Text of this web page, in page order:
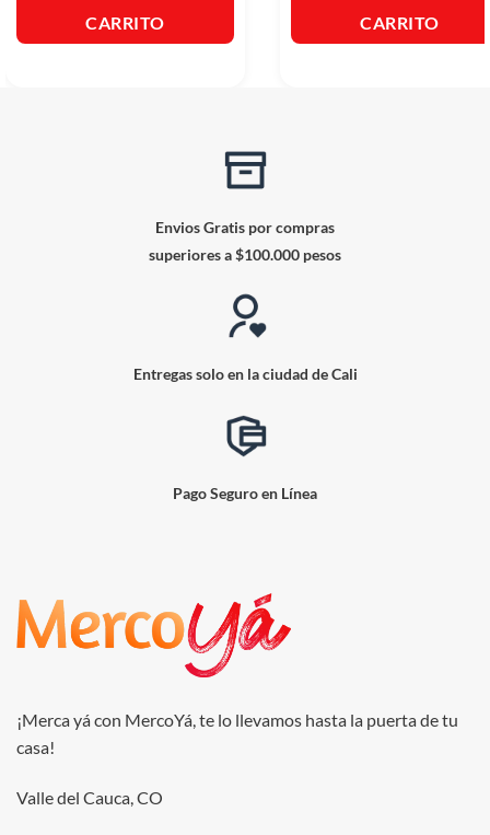
CARRITO CARRITO
Envios Gratis por compras
superiores a $100.000 pesos
Entregas solo en la ciudad de Cali
Pago Seguro en Línea
¡Merca yá con MercoYá, te lo llevamos hasta la puerta de tu
casa!
Valle del Cauca, CO